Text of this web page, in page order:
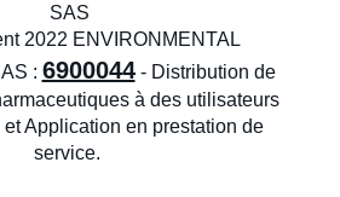
SAS
2022 ENVIRONMENTAL
: 6900044- Distribution de
à des utilisateurs
Application en prestation de
service.